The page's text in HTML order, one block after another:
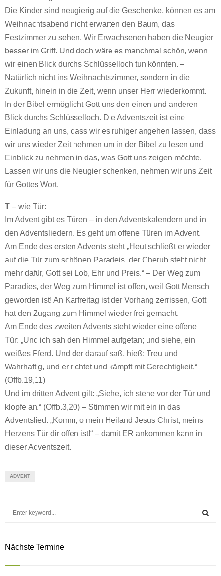
Die Kinder sind neugierig auf die Geschenke, können es am
Weihnachtsabend nicht erwarten den Baum, das
Festzimmer zu sehen. Wir Erwachsenen haben die Neugier
besser im Griff. Und doch wäre es manchmal schön, wenn
wir einen Blick durchs Schlüsselloch tun könnten. –
Natürlich nicht ins Weihnachtszimmer, sondern in die
Zukunft, hinein in die Zeit, wenn unser Herr wiederkommt.
In der Bibel ermöglicht Gott uns den einen und anderen
Blick durchs Schlüsselloch. Die Adventszeit ist eine
Einladung an uns, dass wir es ruhiger angehen lassen, dass
wir uns wieder Zeit nehmen um in der Bibel zu lesen und
Einblick zu nehmen in das, was Gott uns zeigen möchte.
Lassen wir uns die Neugier schenken, nehmen wir uns Zeit
für Gottes Wort.
T – wie Tür:
Im Advent gibt es Türen – in den Adventskalendern und in
den Adventsliedern. Es geht um offene Türen im Advent.
Am Ende des ersten Advents steht „Heut schließt er wieder
auf die Tür zum schönen Paradeis, der Cherub steht nicht
mehr dafür, Gott sei Lob, Ehr und Preis.“ – Der Weg zum
Paradies, der Weg zum Himmel ist offen, weil Gott Mensch
geworden ist! An Karfreitag ist der Vorhang zerrissen, Gott
hat den Zugang zum Himmel wieder frei gemacht.
Am Ende des zweiten Advents steht wieder eine offene
Tür: „Und ich sah den Himmel aufgetan; und siehe, ein
weißes Pferd. Und der darauf saß, hieß: Treu und
Wahrhaftig, und er richtet und kämpft mit Gerechtigkeit.“
(Offb.19,11)
Und im dritten Advent gilt: „Siehe, ich stehe vor der Tür und
klopfe an.“ (Offb.3,20) – Stimmen wir mit ein in das
Adventslied: „Komm, o mein Heiland Jesus Christ, meins
Herzens Tür dir offen ist!“ – damit ER ankommen kann in
dieser Adventszeit.
ADVENT
cNächste Termine